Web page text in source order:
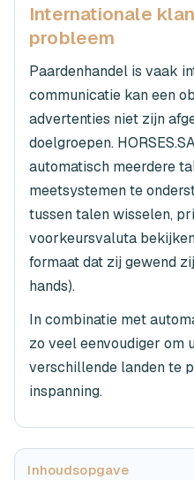
Internationale
probleem
Paardenhandel is vaak
communicatie kan een
advertenties niet zijn
doelgroepen.
automatisch meerdere
meetsystemen te
tussen talen wisselen,
voorkeursvaluta
formaat dat zij gewend
hands).
In combinatie met
zo veel eenvoudiger om
verschillende landen te
inspanning.
Inhoudsopgave